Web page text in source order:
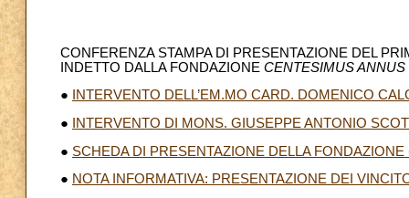
CONFERENZA STAMPA DI PRESENTAZIONE DEL
INDETTO DALLA FONDAZIONE CENTESIMUS
●
INTERVENTO DELL’EM.MO CARD. DOMENICO
●
INTERVENTO DI MONS. GIUSEPPE ANTONIO
● SCHEDA DI PRESENTAZIONE DELLA FONDAZIONE
● NOTA INFORMATIVA: PRESENTAZIONE DEI